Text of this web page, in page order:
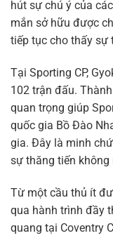
hút sự chú ý của
mắn sở hữu được
tiếp tục cho thấy sự
Tại Sporting CP,
102 trận đấu.
quan trọng giúp
quốc gia Bồ Đào
gia. Đây là minh
sự thăng tiến không
Từ một cầu thủ ít
qua hành trình đầy
quang tại Coventry